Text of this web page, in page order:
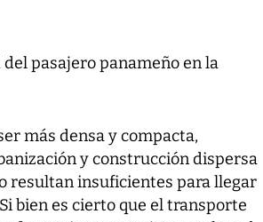
pasajero panameño en la
más densa y compacta,
y construcción dispersa
resultan insuficientes para llegar
bien es cierto que el transporte